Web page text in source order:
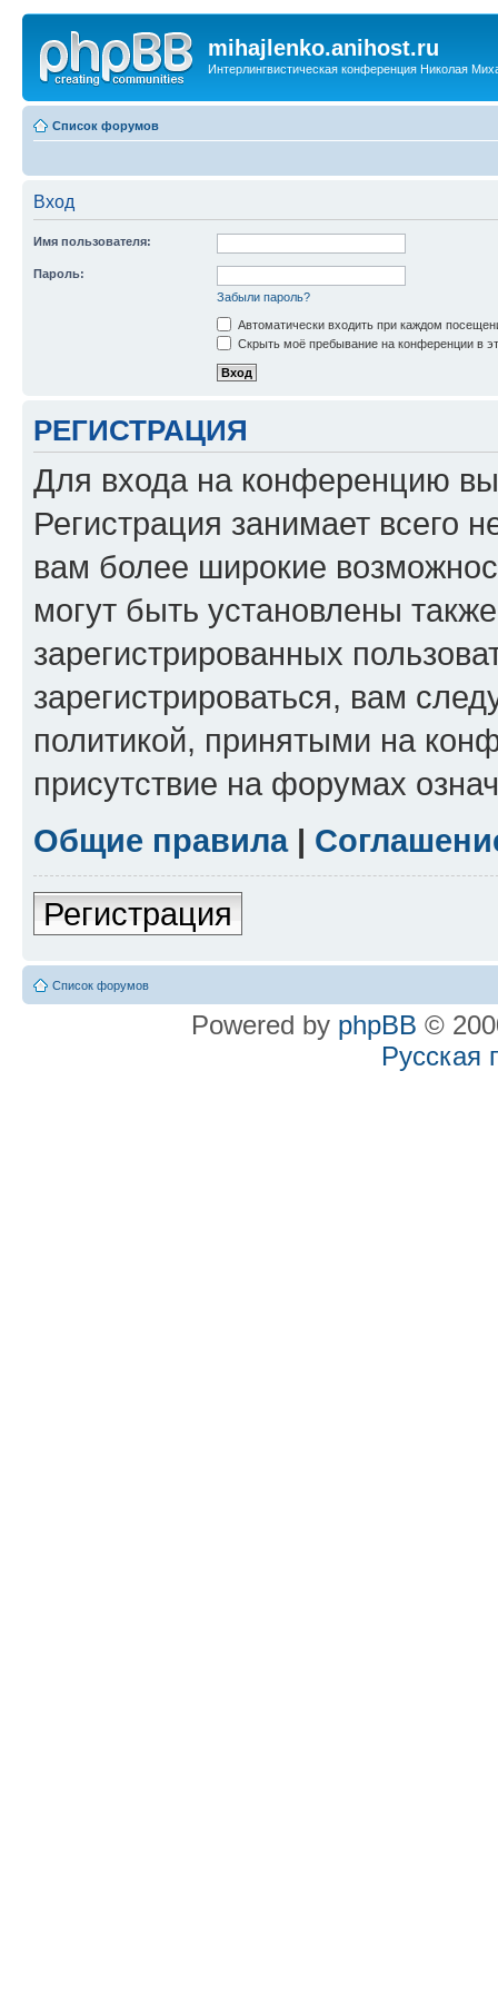
mihajlenko.anihost.ru
Интерлингвистическая конференция Николая
Список форумов
Вход
Имя пользователя:
Пароль:
Забыли пароль?
Автоматически входить при каждом
Скрыть моё пребывание на конференции в
РЕГИСТРАЦИЯ
Для входа на конференцию
Регистрация занимает всего
вам более широкие
могут быть установлены
зарегистрированных
зарегистрироваться, вам
политикой, принятыми на
присутствие на форумах
Общие правила|
Регистрация
Список форумов
Powered by phpBB ©
Русская